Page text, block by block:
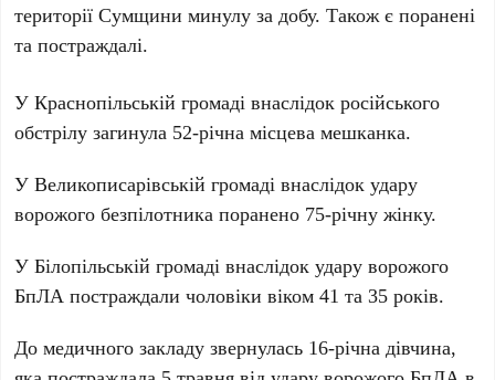
території Сумщини минулу за добу. Також є поранені
та постраждалі.
У Краснопільській громаді внаслідок російського
обстрілу загинула 52-річна місцева мешканка.
У Великописарівській громаді внаслідок удару
ворожого безпілотника поранено 75-річну жінку.
У Білопільській громаді внаслідок удару ворожого
БпЛА постраждали чоловіки віком 41 та 35 років.
До медичного закладу звернулась 16-річна дівчина,